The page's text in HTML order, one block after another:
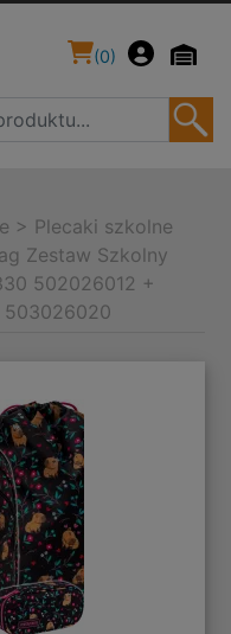
(0)
> Plecaki szkolne
Zestaw Szkolny
502026012 +
503026020